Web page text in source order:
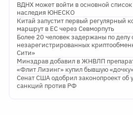
ВДНХ может войти в основной
наследия ЮНЕСКО
Китай запустит первый регулярный
маршрут в ЕС через Севморпуть
Более 20 человек задержаны по делу
незарегистрированных
Сити»
Минздрав добавил в ЖНВЛП
«Флит Лизинг» купил бывшую
Сенат США одобрил законопроект об
санкций против РФ